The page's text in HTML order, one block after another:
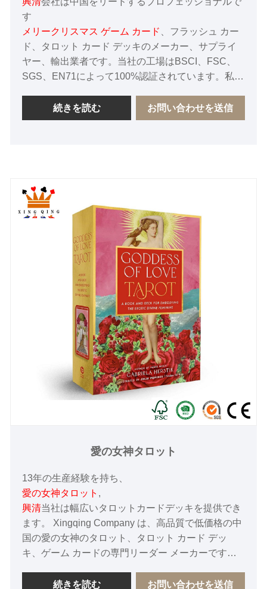
す
メリークリスマス ゲーム カード
、フラッシュ カー
ド、タロット カード デッキのメーカー、サプライ
ヤー、輸出業者です。当社の工場はBSCI、FSC、
SGS、EN71によって100%認証されています。私た
することです。私たちは、中国における長期的な友
好的なサプライヤーとなることを心から楽しみにし
続きを読む お問い合わせを送信
愛の女神タロット
13年の生産経験を持ち、
愛の女神タロット ,
興清当社は幅広いタロットカードデッキを提供でき
ます。 Xingqing Company は、高品質で低価格の中
国の愛の女神のタロット、タロット カード デッ
キ、ゲーム カードの専門リーダー メーカーです。
オンライン タイムリー サービスをご利用くださ
続きを読む お問い合わせを送信